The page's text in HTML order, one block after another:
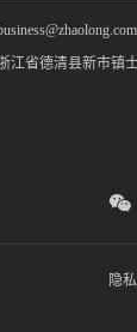
江省德清县新市镇
隐